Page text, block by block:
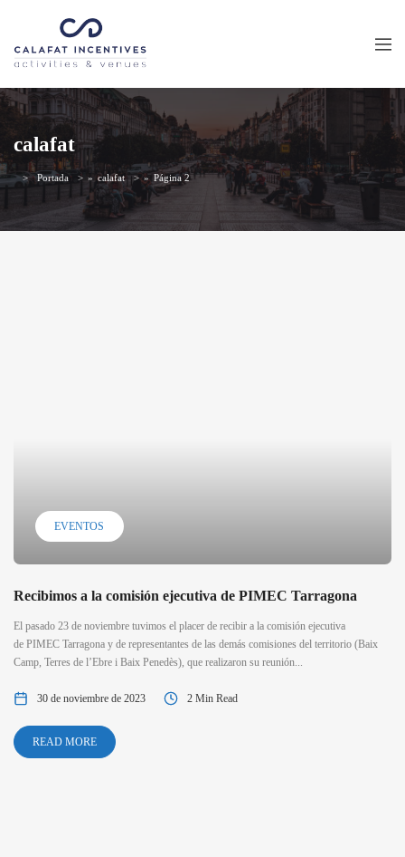
calafat
Portada » calafat » Página 2
EVENTOS
Recibimos a la comisión ejecutiva de PIMEC Tarragona
El pasado 23 de noviembre tuvimos el placer de recibir a la comisión ejecutiva
de PIMEC Tarragona y de representantes de las demás comisiones del territorio (Baix
Camp, Terres de l’Ebre i Baix Penedès), que realizaron su reunión...
30 de noviembre de 2023 2 Min Read
READ MORE